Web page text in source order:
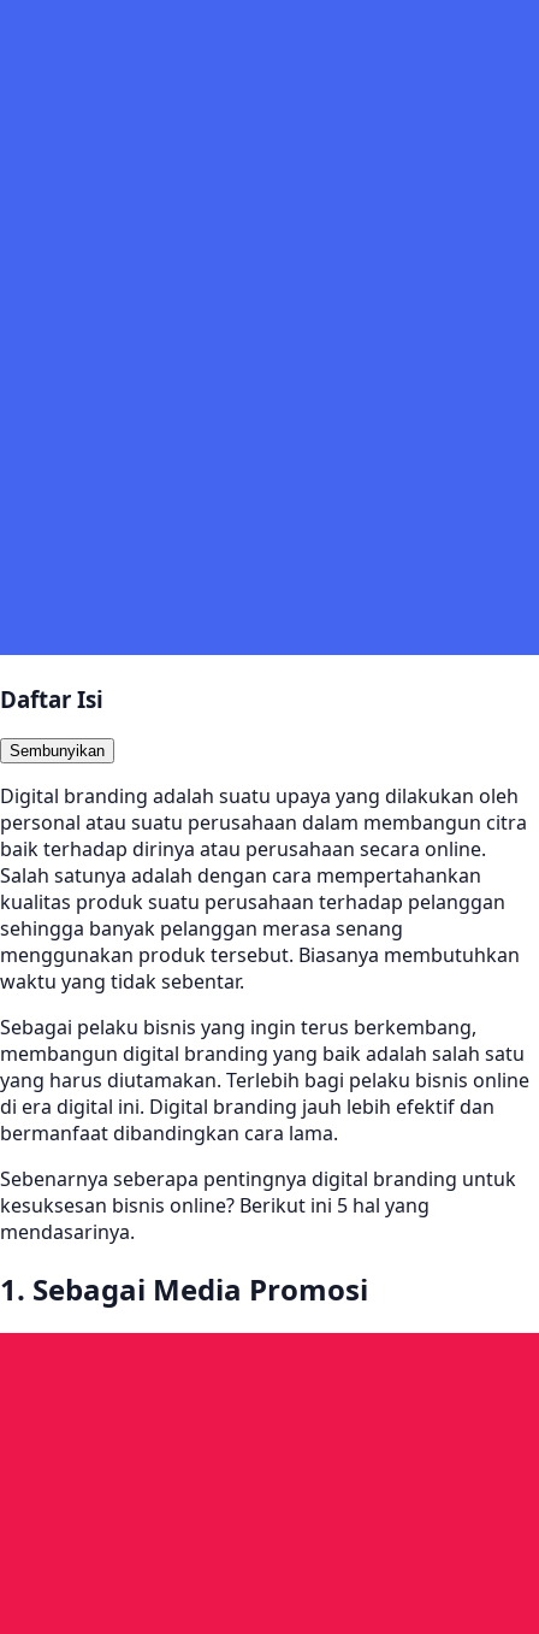
Daftar Isi
Sembunyikan
Digital branding adalah suatu upaya yang dilakukan oleh
personal atau suatu perusahaan dalam membangun citra
baik terhadap dirinya atau perusahaan secara online.
Salah satunya adalah dengan cara mempertahankan
kualitas produk suatu perusahaan terhadap pelanggan
sehingga banyak pelanggan merasa senang
menggunakan produk tersebut. Biasanya membutuhkan
waktu yang tidak sebentar.
Sebagai pelaku bisnis yang ingin terus berkembang,
membangun digital branding yang baik adalah salah satu
yang harus diutamakan. Terlebih bagi pelaku bisnis online
di era digital ini. Digital branding jauh lebih efektif dan
bermanfaat dibandingkan cara lama.
Sebenarnya seberapa pentingnya digital branding untuk
kesuksesan bisnis online? Berikut ini 5 hal yang
mendasarinya.
1. Sebagai Media Promosi